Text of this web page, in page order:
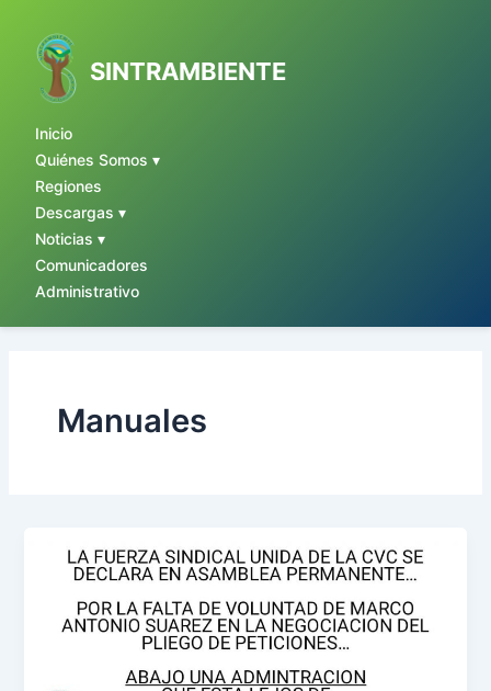
SINTRAMBIENTE
Inicio
Quiénes Somos ▾
Regiones
Descargas ▾
Noticias ▾
Comunicadores
Administrativo
contenido
Manuales